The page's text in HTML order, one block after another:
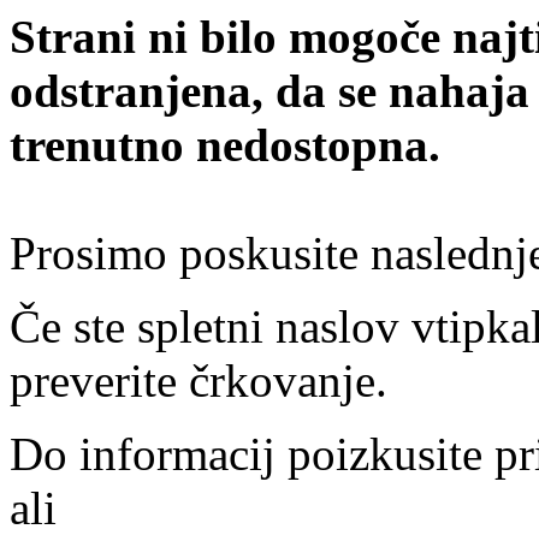
Strani ni bilo mogoče
odstranjena, da se
trenutno nedostopna.
Prosimo poskusite
Če ste spletni naslov
preverite črkovanje.
Do informacij poizkusite
ali